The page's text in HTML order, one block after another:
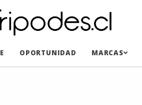
OPORTUNIDAD MARCAS